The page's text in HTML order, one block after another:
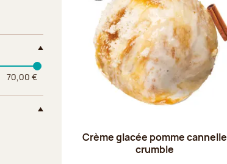
70,00 €
Crème glacée pomme cannelle
crumble